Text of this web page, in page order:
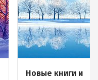
Новые книги и